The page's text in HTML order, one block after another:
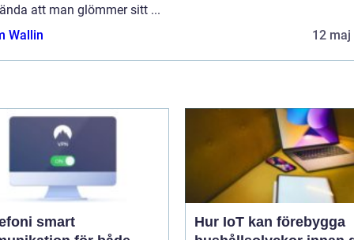
att man glömmer sitt ...
Wallin
12 maj
smart
Hur IoT kan förebygga